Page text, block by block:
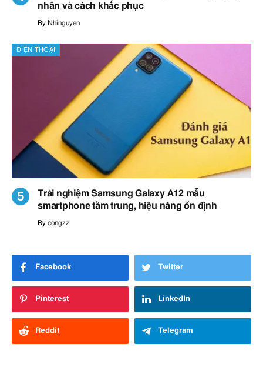
nhân và cách khắc phục
By Nhinguyen
ĐIỆN THOẠI
Trải nghiệm Samsung Galaxy A12 mẫu
smartphone tầm trung, hiệu năng ổn định
By congzz
Facebook Twitter
Pinterest LinkedIn
Reddit Telegram